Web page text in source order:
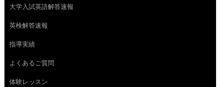
ン
テ
ン
ツ
へ
大学入試英語解答速報
英検解答速報
指導実績
よくあるご質問
体験レッスン